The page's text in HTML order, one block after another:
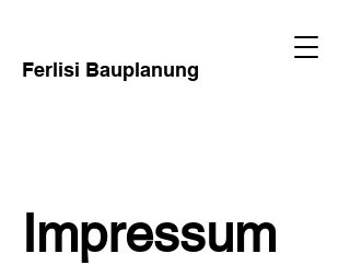
Ferlisi Bauplanung
Impressum